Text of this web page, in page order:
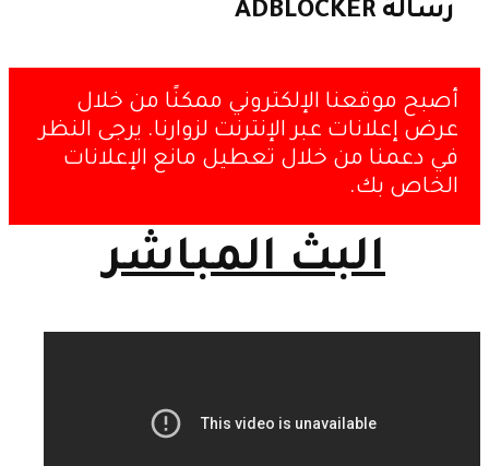
رسالة ADBLOCKER
أصبح موقعنا الإلكتروني ممكنًا من خلال
عرض إعلانات عبر الإنترنت لزوارنا. يرجى النظر
في دعمنا من خلال تعطيل مانع الإعلانات
الخاص بك.
البث المباشر